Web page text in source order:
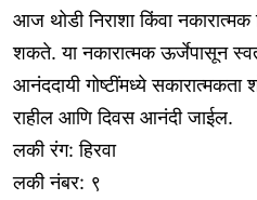
आज थोडी निराशा किंवा नकारात्मक
शकते. या नकारात्मक ऊर्जेपासून
आनंददायी गोष्टींमध्ये
राहील आणि दिवस आनंदी जाईल.
लकी रंग: हिरवा
लकी नंबर: ९